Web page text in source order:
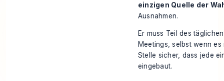
einzigen Quelle der
Ausnahmen.
Er muss Teil des
Meetings, selbst wenn
Stelle sicher, dass jede
eingebaut.